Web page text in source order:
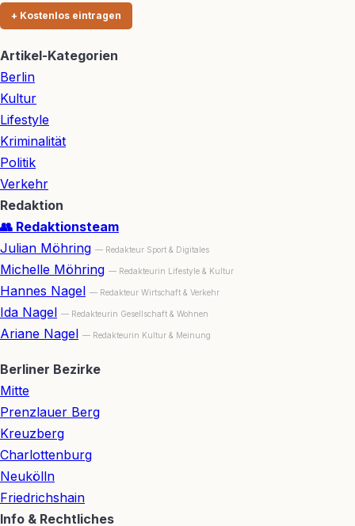
+ Kostenlos eintragen
Artikel-Kategorien
Berlin
Kultur
Lifestyle
Kriminalität
Politik
Verkehr
Redaktion
👥 Redaktionsteam
Julian Möhring — Redakteur Sport & Digitales
Michelle Möhring — Redakteurin Lifestyle & Kultur
Hannes Nagel — Redakteur Wirtschaft & Verkehr
Ida Nagel — Redakteurin Gesellschaft & Wohnen
Ariane Nagel — Redakteurin Kultur & Meinung
Berliner Bezirke
Mitte
Prenzlauer Berg
Kreuzberg
Charlottenburg
Neukölln
Friedrichshain
Info & Rechtliches